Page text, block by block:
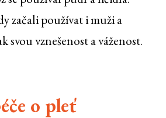
začali používat i muži a
svou vznešenost a váženost.
o pleť